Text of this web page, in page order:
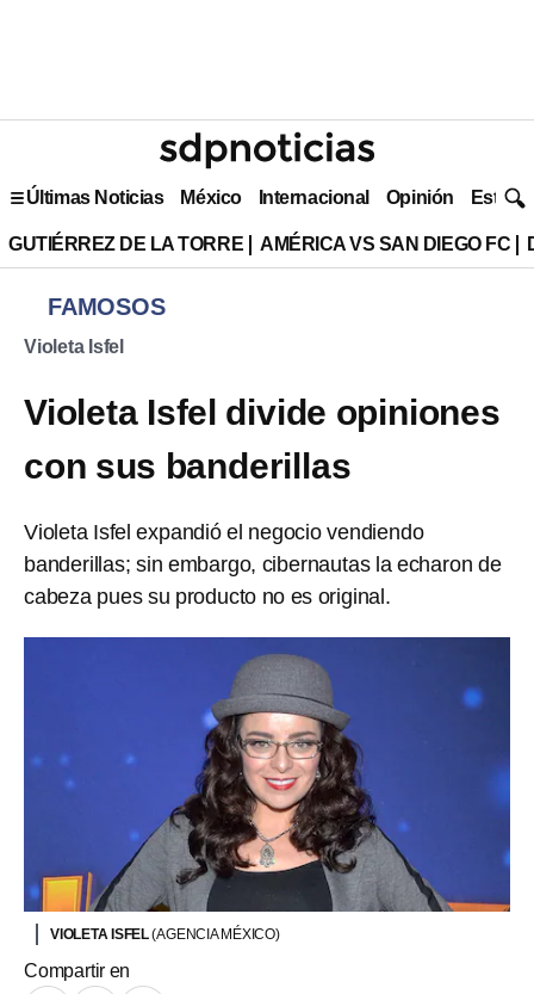
Últimas Noticias México Internacional Opinión Estilo
GUTIÉRREZ DE LA TORRE AMÉRICA VS SAN DIEGO FC
FAMOSOS
Violeta Isfel
Violeta Isfel divide opiniones
con sus banderillas
Violeta Isfel expandió el negocio vendiendo
banderillas; sin embargo, cibernautas la echaron de
cabeza pues su producto no es original.
VIOLETA ISFEL(AGENCIA MÉXICO)
Compartir en